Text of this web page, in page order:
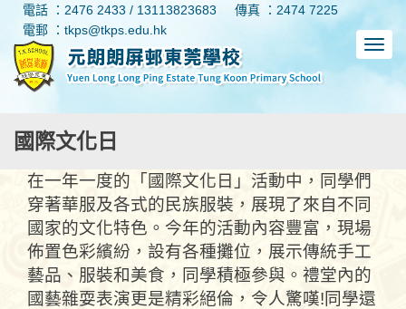
電話 ：2476 2433 / 13113823683
傳真 ：2474 7225
電郵 ：tkps@tkps.edu.hk
國際文化日
在一年一度的「國際文化日」活動中，同學們
穿著華服及各式的民族服裝，展現了來自不同
國家的文化特色。今年的活動內容豐富，現場
佈置色彩繽紛，設有各種攤位，展示傳統手工
藝品、服裝和美食，同學積極參與。禮堂內的
國藝雜耍表演更是精彩絕倫，令人驚嘆!同學還